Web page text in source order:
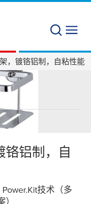
，镀铬铝制，自粘性能
铬铝制，自
Power.Kit技术（多